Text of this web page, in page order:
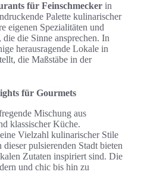
für Feinschmecker in
Palette kulinarischer
eigenen Spezialitäten und
die Sinne ansprechen. In
herausragende Lokale in
die Maßstäbe in der
für Gourmets
Mischung aus
klassischer Küche.
Vielzahl kulinarischer Stile
pulsierenden Stadt bieten
Zutaten inspiriert sind. Die
und chic bis hin zu